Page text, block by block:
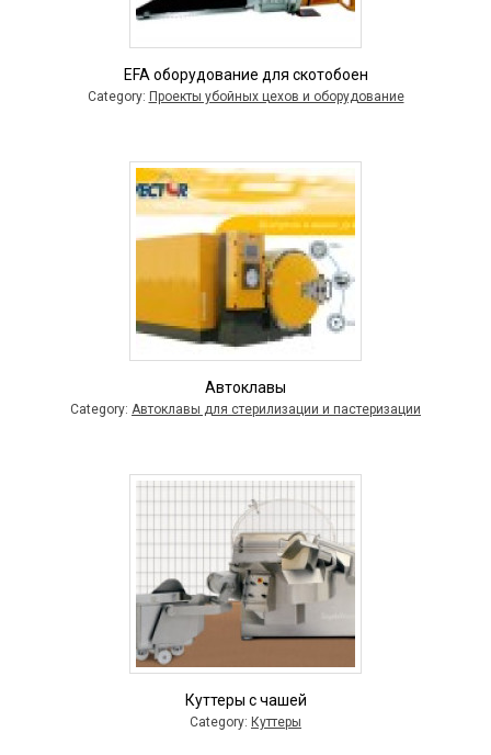
EFA оборудование для скотобоен
Category: Проекты убойных цехов и оборудование
Автоклавы
Category: Автоклавы для стерилизации и пастеризации
Куттеры с чашей
Category: Куттеры